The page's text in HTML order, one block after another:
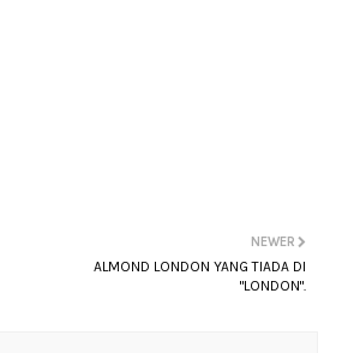
NEWER
ALMOND LONDON YANG TIADA DI
"LONDON".